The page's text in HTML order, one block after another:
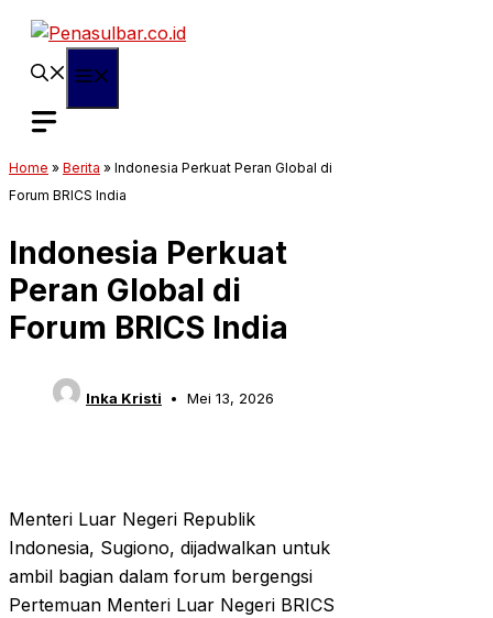
Langsung
Home » Berita » Indonesia Perkuat Peran Global di
Forum BRICS India
Indonesia Perkuat
Peran Global di
Forum BRICS India
Inka Kristi Mei 13, 2026
Menteri Luar Negeri Republik
Indonesia, Sugiono, dijadwalkan untuk
ambil bagian dalam forum bergengsi
Pertemuan Menteri Luar Negeri BRICS